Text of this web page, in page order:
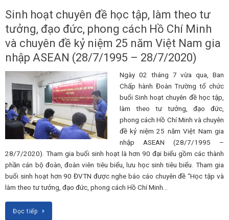
Sinh hoạt chuyên đề học tập, làm theo tư
tưởng, đạo đức, phong cách Hồ Chí Minh
và chuyên đề kỷ niệm 25 năm Việt Nam gia
nhập ASEAN (28/7/1995 – 28/7/2020)
Ngày 02 tháng 7 vừa qua, Ban
Chấp hành Đoàn Trường tổ chức
buổi Sinh hoạt chuyên đề học tập,
làm theo tư tưởng, đạo đức,
phong cách Hồ Chí Minh và chuyên
đề kỷ niệm 25 năm Việt Nam gia
nhập ASEAN (28/7/1995 –
28/7/2020). Tham gia buổi sinh hoạt là hơn 90 đại biểu gồm các thành
phần cán bộ đoàn, đoàn viên tiêu biểu, lưu học sinh tiêu biểu. Tham gia
buổi sinh hoạt hơn 90 ĐVTN được nghe báo cáo chuyên đề “Học tập và
làm theo tư tưởng, đạo đức, phong cách Hồ Chí Minh…
Đọc tiếp